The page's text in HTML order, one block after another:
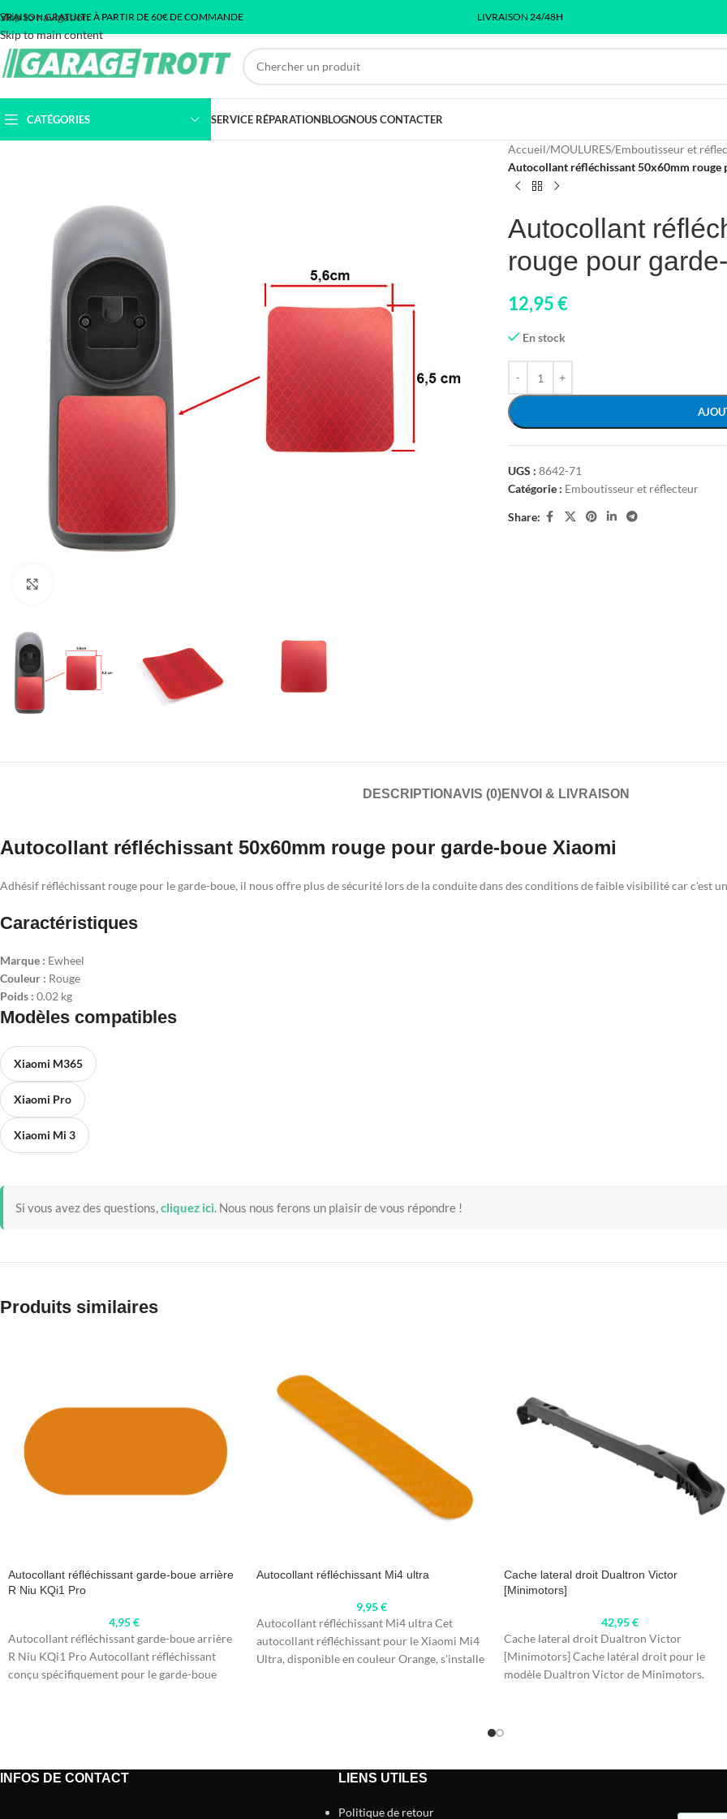
Skip to navigation
Skip to main content
GRATUITE À PARTIR DE 60€ DE COMMANDE LIVRAISON 24/48H
CATÉGORIES SERVICE RÉPARATIONBLOGNOUS CONTACTER
Accueil/MOULURES/Emboutisseur et
Autocollant réfléchissant 50x60mm rouge
Autocollant
rouge pour
12,95€
En stock
UGS : 8642-71
Catégorie : Emboutisseur et réflecteur
Share:
DESCRIPTION AVIS (0)ENVOI & LIVRAISON
Autocollant réfléchissant 50x60mm rouge pour garde-boue Xiaomi
Adhésif réfléchissant rouge pour le garde-boue, il nous offre plus de sécurité lors de la conduite dans des conditions de faible visibilité car c'est
Caractéristiques
Marque : Ewheel
Couleur : Rouge
Poids : 0.02 kg
Modèles compatibles
Xiaomi M365
Xiaomi Pro
Xiaomi Mi 3
Si vous avez des questions,cliquez ici. Nous nous ferons un plaisir de vous répondre !
Produits similaires
Autocollant réfléchissant garde-boue arrière
R Niu KQi1 Pro
4,95€
Autocollant réfléchissant garde-boue arrière
R Niu KQi1 Pro Autocollant réfléchissant
conçu spécifiquement pour le garde-boue
Autocollant réfléchissant Mi4 ultra
9,95€
Autocollant réfléchissant Mi4 ultra Cet
autocollant réfléchissant pour le Xiaomi Mi4
Ultra, disponible en couleur Orange, s'installe
Cache lateral droit Dualtron Victor
[Minimotors]
42,95€
Cache lateral droit Dualtron Victor
[Minimotors] Cache latéral droit pour le
modèle Dualtron Victor de Minimotors.
INFOS DE CONTACT LIENS UTILES
Politique de retour